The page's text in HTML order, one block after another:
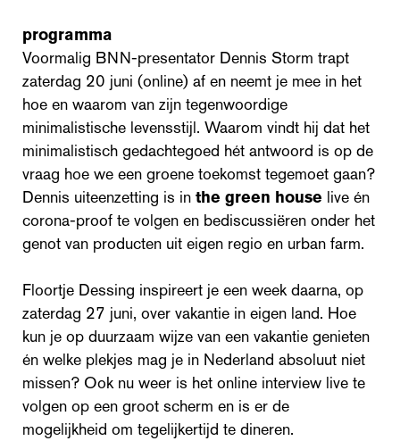
programma
Voormalig BNN-presentator Dennis Storm trapt
zaterdag 20 juni (online) af en neemt je mee in het
hoe en waarom van zijn tegenwoordige
minimalistische levensstijl. Waarom vindt hij dat het
minimalistisch gedachtegoed hét antwoord is op de
vraag hoe we een groene toekomst tegemoet gaan?
Dennis uiteenzetting is in the green house live én
corona-proof te volgen en bediscussiëren onder het
genot van producten uit eigen regio en urban farm.
Floortje Dessing inspireert je een week daarna, op
zaterdag 27 juni, over vakantie in eigen land. Hoe
kun je op duurzaam wijze van een vakantie genieten
én welke plekjes mag je in Nederland absoluut niet
missen? Ook nu weer is het online interview live te
volgen op een groot scherm en is er de
mogelijkheid om tegelijkertijd te dineren.